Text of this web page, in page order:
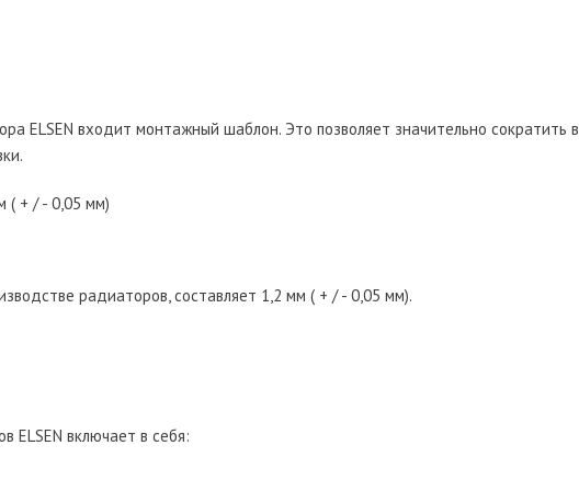
ELSEN входит монтажный шаблон. Это позволяет значительно сократить
( + / - 0,05 мм)
радиаторов, составляет 1,2 мм ( + / - 0,05 мм).
ELSEN включает в себя: